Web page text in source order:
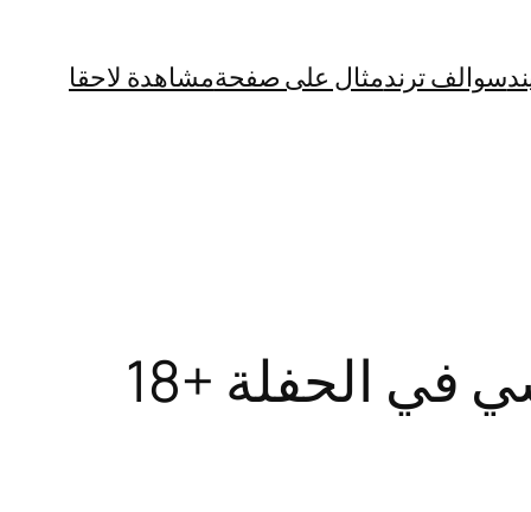
سوالف ترندمثال على صفحةمشاهدة لاحقا
“للكبار فقط” فيديو الينا انجل والوحش التونسي في الحفلة +18